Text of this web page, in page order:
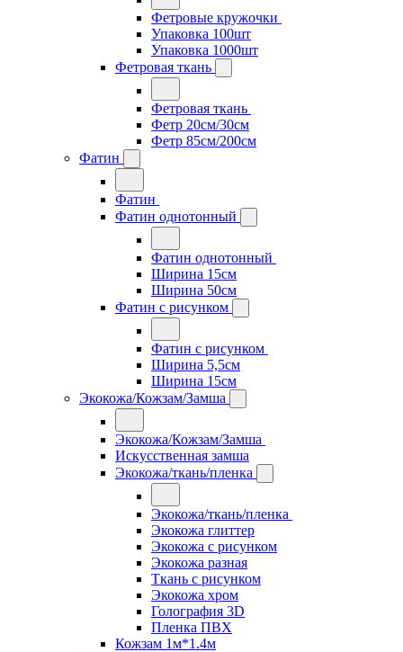
Фетровые кружочки
Упаковка 100шт
Упаковка 1000шт
Фетровая ткань
Фетровая ткань
Фетр 20см/30см
Фетр 85см/200см
Фатин
Фатин
Фатин однотонный
Фатин однотонный
Ширина 15см
Ширина 50см
Фатин с рисунком
Фатин с рисунком
Ширина 5,5см
Ширина 15см
Экокожа/Кожзам/Замша
Экокожа/Кожзам/Замша
Искусственная замша
Экокожа/ткань/пленка
Экокожа/ткань/пленка
Экокожа глиттер
Экокожа с рисунком
Экокожа разная
Ткань с рисунком
Экокожа хром
Голография 3D
Пленка ПВХ
Кожзам 1м*1.4м